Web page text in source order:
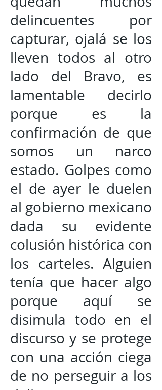
delincuentes por
capturar, ojalá se los
lleven todos al otro
lado del Bravo, es
lamentable decirlo
porque es la
confirmación de que
somos un narco
estado. Golpes como
el de ayer le duelen
al gobierno mexicano
dada su evidente
colusión histórica con
los carteles. Alguien
tenía que hacer algo
porque aquí se
disimula todo en el
discurso y se protege
con una acción ciega
de no perseguir a los